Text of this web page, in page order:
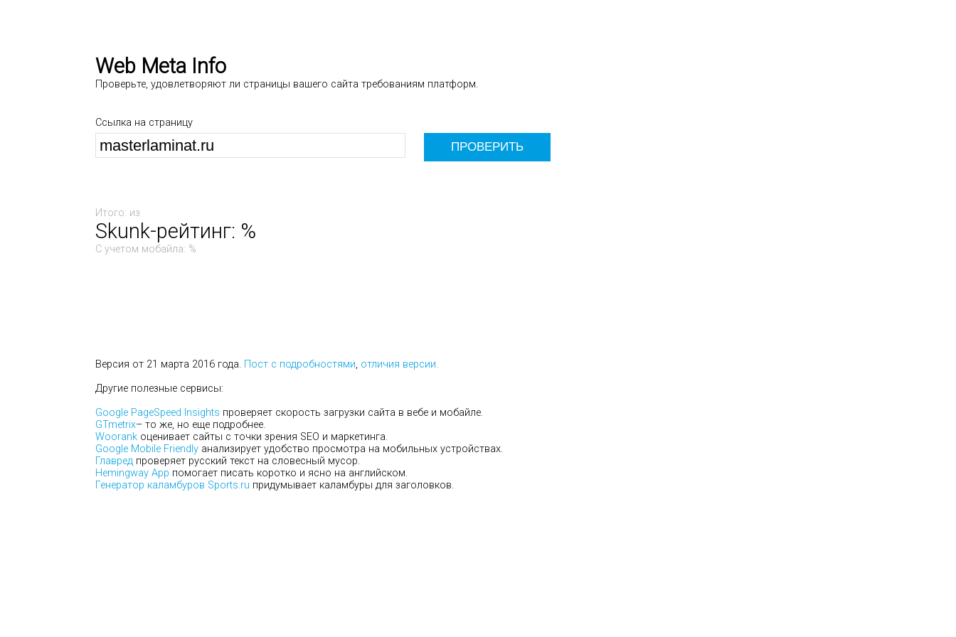
Web Meta Info
Проверьте, удовлетворяют ли страницы вашего сайта требованиям платформ.
Ссылка на страницу
Итого: из
Skunk-рейтинг: %
С учетом мобайла: %
Версия от 21 марта 2016 года. Пост с подробностями, отличия версии.
Другие полезные сервисы:
Google PageSpeed Insights проверяет скорость загрузки сайта в вебе и мобайле.
GTmetrix– то же, но еще подробнее.
Woorank оценивает сайты с точки зрения SEO и маркетинга.
Google Mobile Friendly анализирует удобство просмотра на мобильных устройствах.
Главред проверяет русский текст на словесный мусор.
Hemingway App помогает писать коротко и ясно на английском.
Генератор каламбуров Sports.ru придумывает каламбуры для заголовков.